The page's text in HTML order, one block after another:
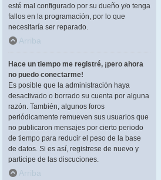
esté mal configurado por su dueño y/o tenga
fallos en la programación, por lo que
necesitaría ser reparado.
Arriba
Hace un tiempo me registré, ¡pero ahora
no puedo conectarme!
Es posible que la administración haya
desactivado o borrado su cuenta por alguna
razón. También, algunos foros
periódicamente remueven sus usuarios que
no publicaron mensajes por cierto periodo
de tiempo para reducir el peso de la base
de datos. Si es así, registrese de nuevo y
participe de las discuciones.
Arriba